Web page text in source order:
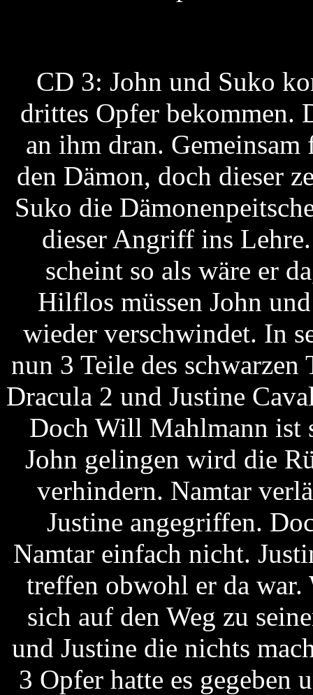
CD 3: John und Suko
drittes Opfer bekommen.
an ihm dran. Gemeinsam
den Dämon, doch dieser
Suko die
dieser Angriff ins
scheint so als wäre er
Hilflos müssen John
wieder verschwindet. In
nun 3 Teile des
Dracula 2 und Justine
Doch Will Mahlmann ist
John gelingen wird die
verhindern. Namtar
Justine angegriffen.
Namtar einfach nicht.
treffen obwohl er da war.
sich auf den Weg zu
und Justine die nichts
3 Opfer hatte es